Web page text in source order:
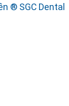
® SGC Dental